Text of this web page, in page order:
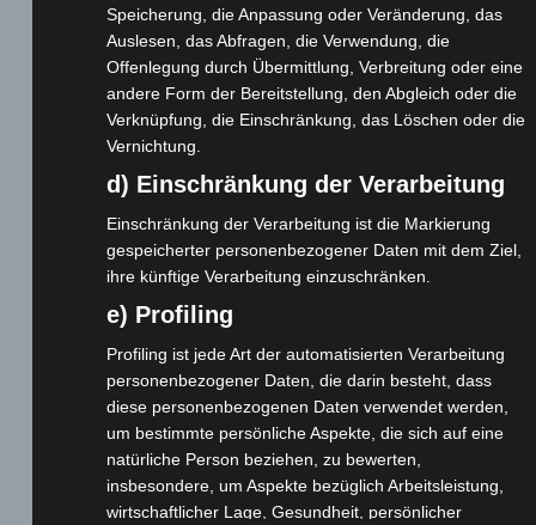
Webseite
Cashback-Aktion
Händler werden
Gemeinsam spenden
Jobs
Über uns
Produktpalette
Elektro-Chopper
Elektro-Fahrräder
Elektro-Kabinenroller
Speicherung, die Anpassung oder Veränderung, das
Auslesen, das Abfragen, die Verwendung, die
Offenlegung durch Übermittlung, Verbreitung oder eine
andere Form der Bereitstellung, den Abgleich oder die
Verknüpfung, die Einschränkung, das Löschen oder die
Vernichtung.
d) Einschränkung der Verarbeitung
Einschränkung der Verarbeitung ist die Markierung
gespeicherter personenbezogener Daten mit dem Ziel,
ihre künftige Verarbeitung einzuschränken.
e) Profiling
Profiling ist jede Art der automatisierten Verarbeitung
personenbezogener Daten, die darin besteht, dass
diese personenbezogenen Daten verwendet werden,
um bestimmte persönliche Aspekte, die sich auf eine
natürliche Person beziehen, zu bewerten,
insbesondere, um Aspekte bezüglich Arbeitsleistung,
wirtschaftlicher Lage, Gesundheit, persönlicher